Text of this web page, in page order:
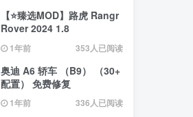
【⭐臻选MOD】路虎 Rangr
Rover 2024 1.8
1年前 353人已阅读
奥迪 A6 轿车 （B9） （30+
配置） 免费修复
1年前 336人已阅读